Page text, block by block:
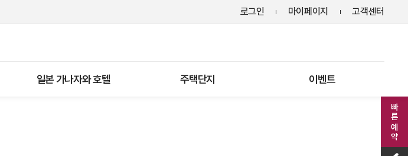
로그인 마이페이지 고객센터
일본 가나자와 호텔 주택단지 이벤트
빠른 예약